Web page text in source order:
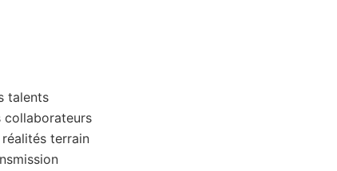
talents
collaborateurs
terrain